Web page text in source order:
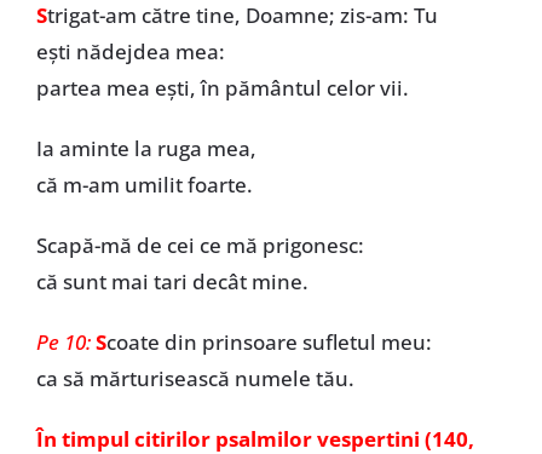
Strigat-am către tine, Doamne; zis-am: Tu
ești nădejdea mea:
partea mea ești, în pământul celor vii.
Ia aminte la ruga mea,
că m-am umilit foarte.
Scapă-mă de cei ce mă prigonesc:
că sunt mai tari decât mine.
Pe 10:Scoate din prinsoare sufletul meu:
ca să mărturisească numele tău.
În timpul citirilor psalmilor vespertini (140,